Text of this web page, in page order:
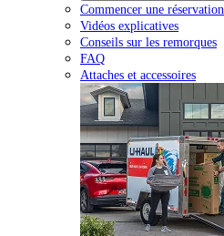
Commencer une réservation
Vidéos explicatives
Conseils sur les remorques
FAQ
Attaches et accessoires